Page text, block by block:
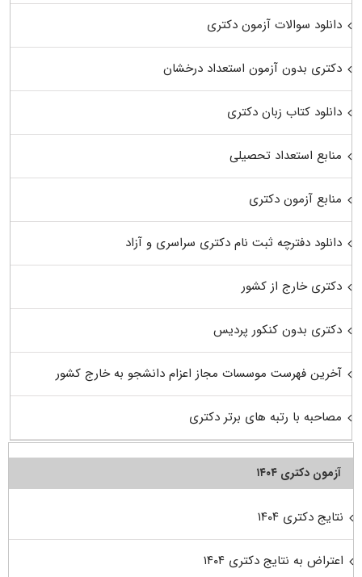
دانلود سوالات آزمون دکتری
دکتری بدون آزمون استعداد درخشان
دانلود کتاب زبان دکتری
منابع استعداد تحصیلی
منابع آزمون دکتری
دانلود دفترچه ثبت نام دکتری سراسری و آزاد
دکتری خارج از کشور
دکتری بدون کنکور پردیس
آخرین فهرست موسسات مجاز اعزام دانشجو به خارج کشور
مصاحبه با رتبه های برتر دکتری
آزمون دکتری ۱۴۰۴
نتایج دکتری ۱۴۰۴
اعتراض به نتایج دکتری ۱۴۰۴